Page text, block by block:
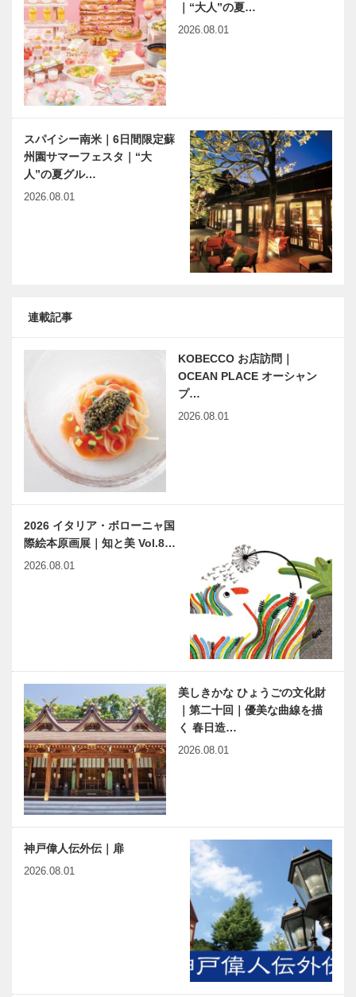
ベトナム元気
X躍動するア
ジア 第１回
｜ベトナム国
産ＥＶバスと
タクシー
兵庫津ミュー
KOBECCOオ
CINEMA〜
斎から92
繋がった！
神戸偉人伝外伝 ～知られ
ざる偉業～㊺前編 田辺聖
子
｜“大人”の夏…
2026.08.01
スパイシー南米｜6日間限定蘇
州園サマーフェスタ｜“大
人”の夏グル…
2026.08.01
連載記事
KOBECCO お店訪問｜
OCEAN PLACE オーシャン
プ…
2026.08.01
2026 イタリア・ボローニャ国
際絵本原画展｜知と美 Vol.8…
2026.08.01
美しきかな ひょうごの文化財
｜第二十回｜優美な曲線を描
く 春日造…
2026.08.01
神戸偉人伝外伝｜扉
2026.08.01